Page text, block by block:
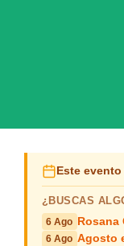
Este
¿BUSCAS
6 Ago Rosana
6 Ago Agosto